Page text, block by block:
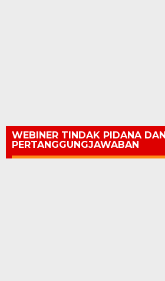
WEBINER TINDAK PIDANA DAN
PERTANGGUNGJAWABAN